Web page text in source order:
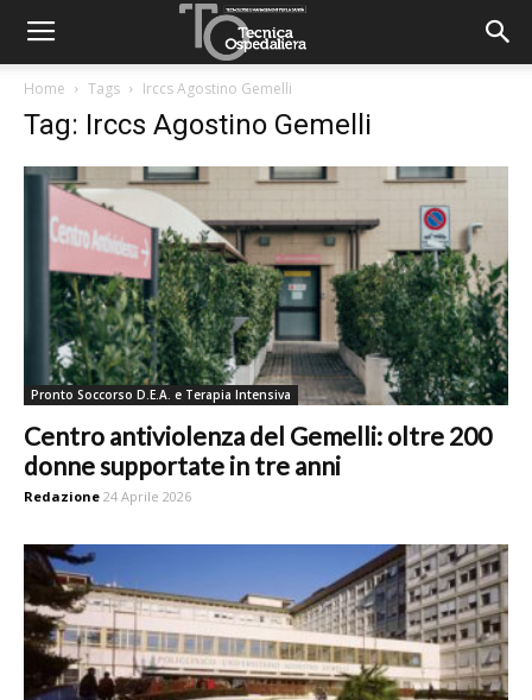
Home Tags Irccs Agostino Gemelli
Tag: Irccs Agostino Gemelli
Pronto Soccorso D.E.A. e Terapia Intensiva
Centro antiviolenza del Gemelli: oltre 200
donne supportate in tre anni
Redazione 24 Aprile 2026